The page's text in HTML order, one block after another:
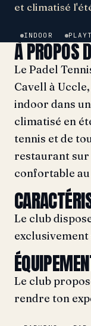
et climatisé
INDOOR
À PROPOS
Le Padel
Cavell à
indoor dans
climatisé en
tennis et de
restaurant sur
confortable
Le club
Le club
rendre ton